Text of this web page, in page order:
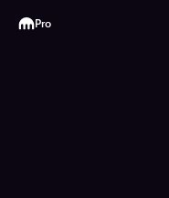
Kraken
Pro